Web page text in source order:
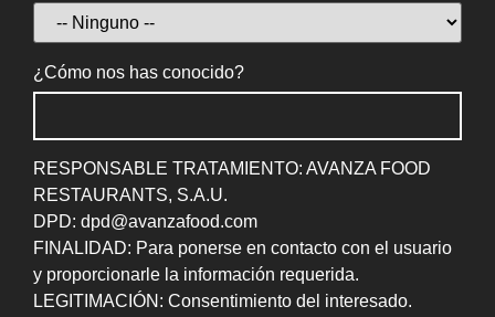
¿Cómo nos has conocido?
RESPONSABLE TRATAMIENTO: AVANZA FOOD
RESTAURANTS, S.A.U.
DPD: dpd@avanzafood.com
FINALIDAD: Para ponerse en contacto con el usuario
y proporcionarle la información requerida.
LEGITIMACIÓN: Consentimiento del interesado.